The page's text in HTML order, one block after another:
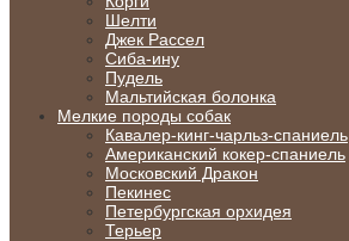
Шелти
Джек Рассел
Сиба-ину
Пудель
Мальтийская болонка
Мелкие породы собак
Кавалер-кинг-чарльз-спаниель
Американский кокер-спаниель
Московский Дракон
Пекинес
Петербургская орхидея
Терьер